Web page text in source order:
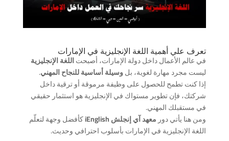
تعرف علي أهمية اللغة الإنجليزية في الإمارات
في عالم الأعمال داخل دولة الإمارات، أصبحتاللغة الإنجليزية
ليست مجرد مهارة لغوية، بلوسيلة أساسية للنجاح المهني.
إذا كنت تطمح للحصول على وظيفة مرموقة أو ترقية داخل
شركتك، فإن تطوير مستواك في الإنجليزية هو استثمار حقيقي
في مستقبلك المهني.
ومن هنا يأتي دورمعهد آي إنجلش iEnglish
كأفضل وجهة لتعلّم
اللغة الإنجليزية في الإمارات بأسلوب احترافي وحديث.